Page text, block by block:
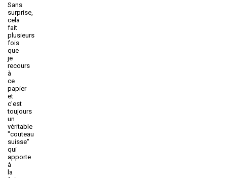
Sans
surprise,
cela
fait
plusieurs
fois
que
je
recours
à
ce
papier
et
c'est
toujours
un
véritable
"couteau
suisse"
qui
apporte
à
la